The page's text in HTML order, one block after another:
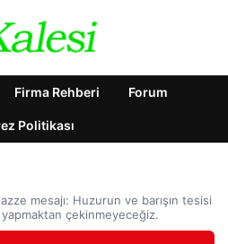
Firma Rehberi Forum
Politikası
mesajı: Huzurun ve barışın tesisi
çekinmeyeceğiz.